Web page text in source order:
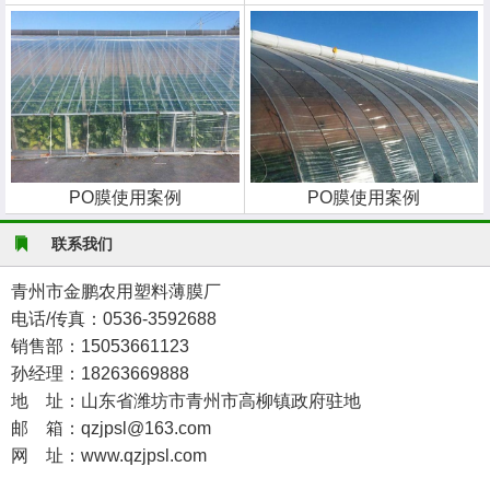
PO膜使用案例 PO膜使用案例
联系我们
青州市金鹏农用塑料薄膜厂
电话/传真：0536-3592688
销售部：15053661123
孙经理：18263669888
地 址：山东省潍坊市青州市高柳镇政府驻地
邮 箱：qzjpsl@163.com
网 址：www.qzjpsl.com